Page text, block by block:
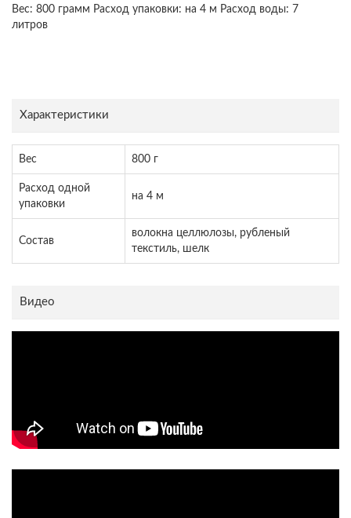
Вес: 800 грамм Расход упаковки: на 4 м Расход воды: 7
литров
Характеристики
Вес 800 г
Расход одной
упаковки
на 4 м
Состав
волокна целлюлозы, рубленый
текстиль, шелк
Видео